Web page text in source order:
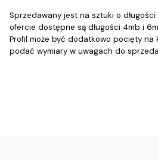
Sprzedawany jest na sztuki o długości
ofercie dostępne są długości 4mb i
Profil może być dodatkowo pocięty na
podać wymiary w uwagach do